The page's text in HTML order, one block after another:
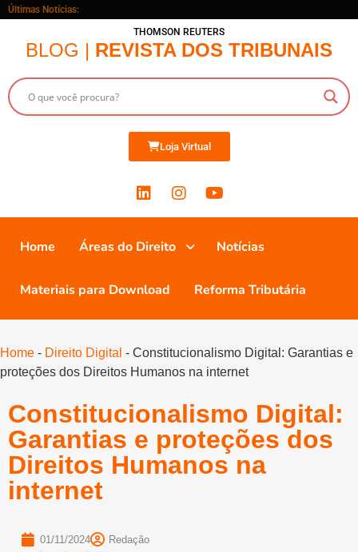
Últimas Notícias:
THOMSON REUTERS
BLOG | REVISTA DOS TRIBUNAIS
Loja Virtual
Home Áreas do Direito Notícias
Materiais para Download Reforma Tributária
Home - Direito Digital - Constitucionalismo Digital: Garantias e
proteções dos Direitos Humanos na internet
Constitucionalismo Digital:
Garantias e proteções dos
Direitos Humanos na
internet
01/11/2024 Redação